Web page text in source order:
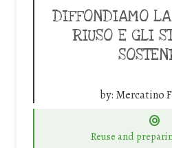
DIFFONDIAMO
RIUSO E GLI
by: Mercatino
Reuse and